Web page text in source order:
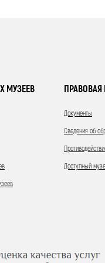
МУЗЕЕВ
Документы
Сведения об
Доступный